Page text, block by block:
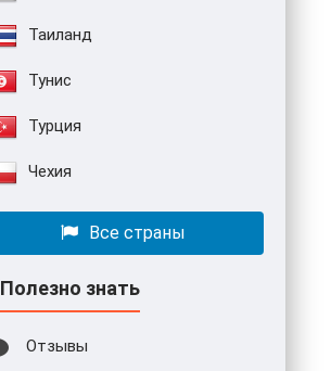
Таиланд
Тунис
Турция
Чехия
Все страны
Полезно знать
Отзывы